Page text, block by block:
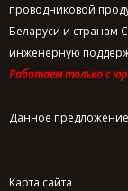
проводниковой
Беларуси и странам
инженерную
Работаем только с
Данное
Карта сайта